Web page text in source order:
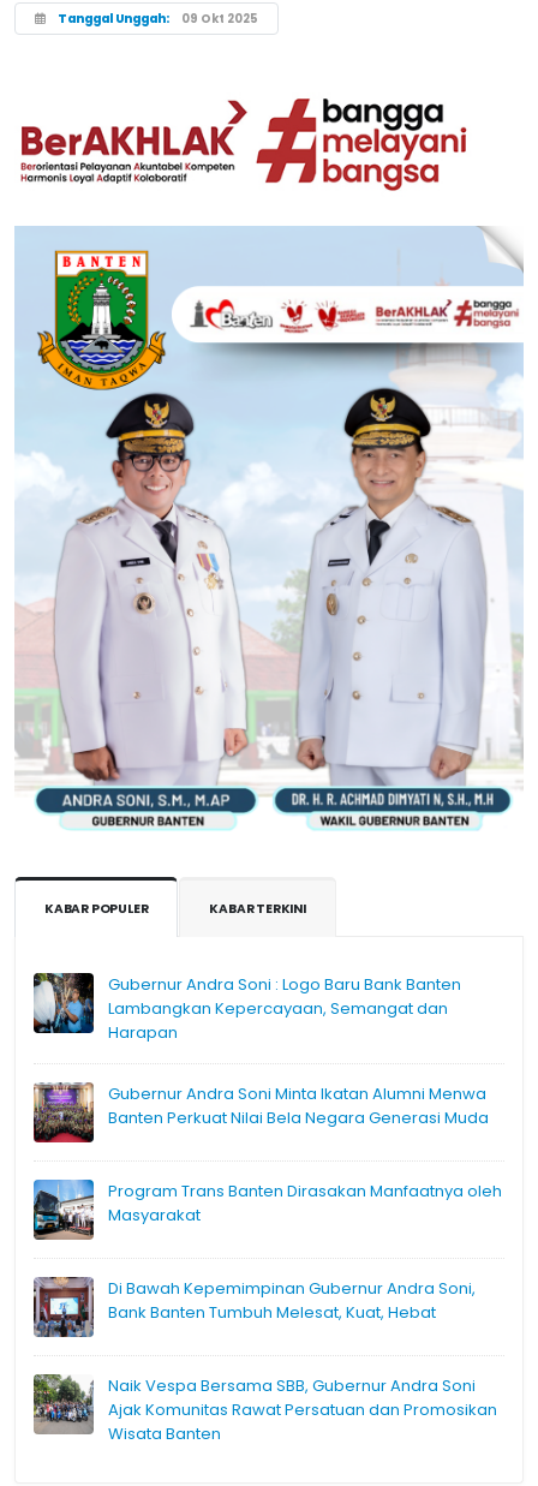
Tanggal Unggah: 09 Okt 2025
KABAR POPULER KABAR TERKINI
Gubernur Andra Soni : Logo Baru Bank Banten
Lambangkan Kepercayaan, Semangat dan
Harapan
Gubernur Andra Soni Minta Ikatan Alumni Menwa
Banten Perkuat Nilai Bela Negara Generasi Muda
Program Trans Banten Dirasakan Manfaatnya oleh
Masyarakat
Di Bawah Kepemimpinan Gubernur Andra Soni,
Bank Banten Tumbuh Melesat, Kuat, Hebat
Naik Vespa Bersama SBB, Gubernur Andra Soni
Ajak Komunitas Rawat Persatuan dan Promosikan
Wisata Banten